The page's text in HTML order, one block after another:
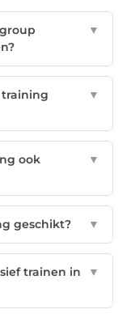
▼
▼
ook
▼
geschikt? ▼
trainen in
▼